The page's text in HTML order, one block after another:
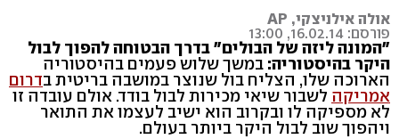
אולה אילניצקי, AP
פורסם: 16.02.14, 13:00
"המונה ליזה של הבולים" בדרך הבטוחה להפוך לבול
היקר בהיסטוריה: במשך שלוש פעמים בהיסטוריה
הארוכה שלו, הצליח בול שנוצר במושבה בריטית בדרום
אמריקה לשבור שיאי מכירות לבול בודד. אולם עובדה זו
לא מספיקה לו ובקרוב הוא ישיב לעצמו את התואר
ויהפוך שוב לבול היקר ביותר בעולם.